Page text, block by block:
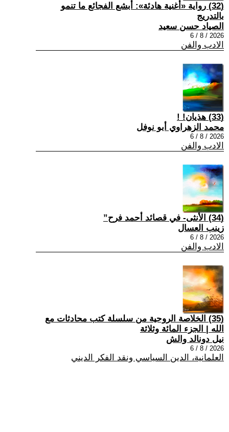
(32) رواية «أغنية هادئة»: أبشع الفجائع ما تنمو
بالتدريج
الصياد حسن سعيد
2026 / 8 / 6
الادب والفن
(33) هذيان! !
محمد الزهراوي أبو نوفل
2026 / 8 / 6
الادب والفن
(34) الأنثى- في قصائد أحمد فرح”
زينب العسال
2026 / 8 / 6
الادب والفن
(35) الخلاصة الروحية من سلسلة كتب محادثات مع
الله | الجزء المائة وثلاثة
نيل دونالد والش
2026 / 8 / 6
العلمانية، الدين السياسي ونقد الفكر الديني